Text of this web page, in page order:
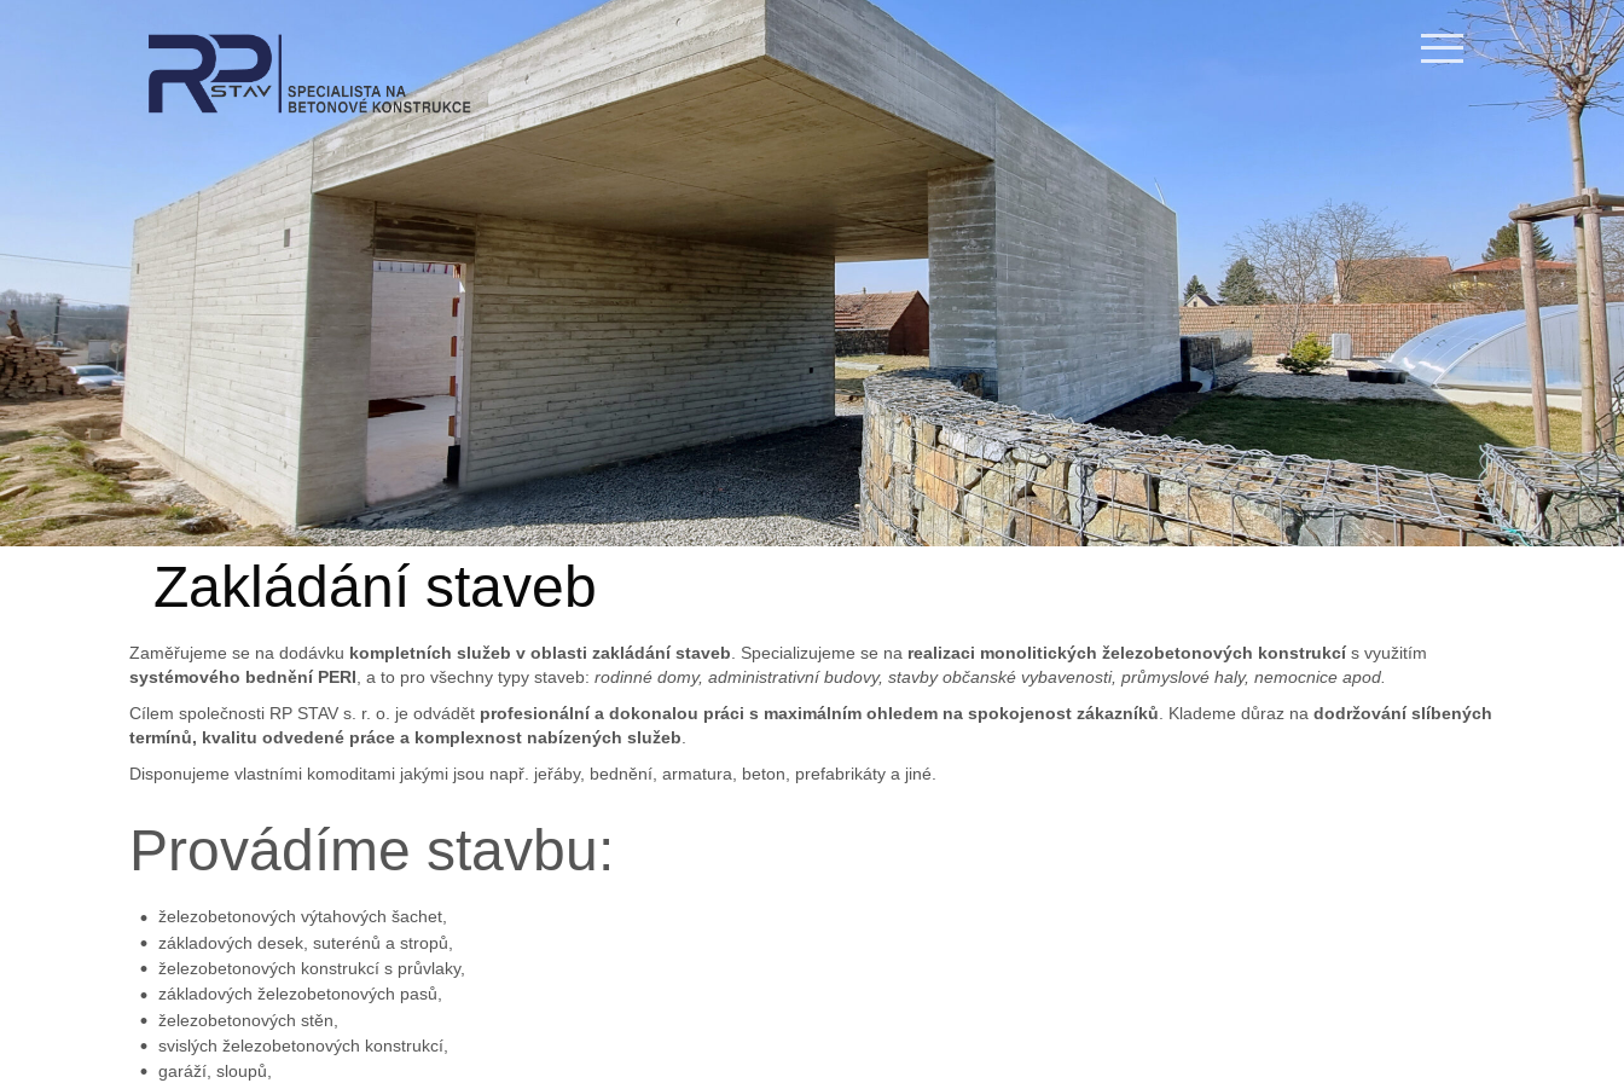
Zakládání staveb
Zaměřujeme se na dodávku kompletních služeb v oblasti zakládání staveb. Specializujeme se na realizaci monolitických železobetonových konstrukcís využitím
systémového bednění PERI, a to pro všechny typy staveb: rodinné domy, administrativní budovy, stavby občanské vybavenosti, průmyslové haly, nemocnice apod.
Cílem společnosti RP STAV s. r. o. je odvádět profesionální a dokonalou práci s maximálním ohledem na spokojenost zákazníků. Klademe důraz na dodržování slíbených
termínů, kvalitu odvedené práce a komplexnost nabízených služeb.
Disponujeme vlastními komoditami jakými jsou např. jeřáby, bednění, armatura, beton, prefabrikáty a jiné.
Provádíme stavbu:
železobetonových výtahových šachet,
základových desek, suterénů a stropů,
železobetonových konstrukcí s průvlaky,
základových železobetonových pasů,
železobetonových stěn,
svislých železobetonových konstrukcí,
garáží, sloupů,